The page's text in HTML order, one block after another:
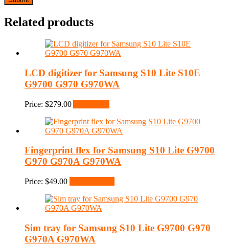
Related products
LCD digitizer for Samsung S10 Lite S10E
G9700 G970 G970WA
Price: $279.00
Fingerprint flex for Samsung S10 Lite G9700
G970 G970A G970WA
Price: $49.00
Sim tray for Samsung S10 Lite G9700 G970
G970A G970WA